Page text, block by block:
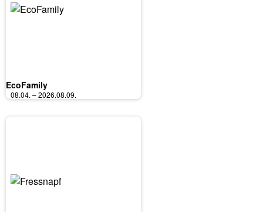
EcoFamily
08.04. – 2026.08.09.